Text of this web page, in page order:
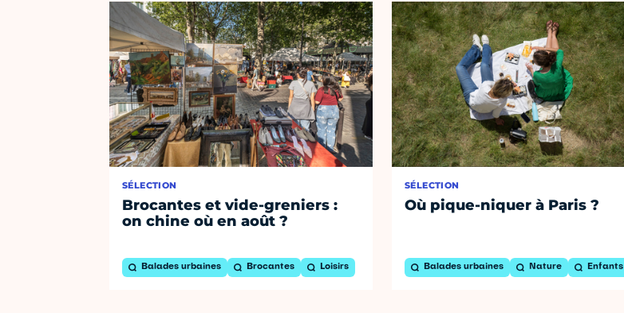
SÉLECTION
Brocantes et vide-greniers :
on chine où en août ?
Balades urbaines Brocantes Loisirs
SÉLECTION
Où pique-niquer à Paris ?
Balades urbaines Nature Enfants